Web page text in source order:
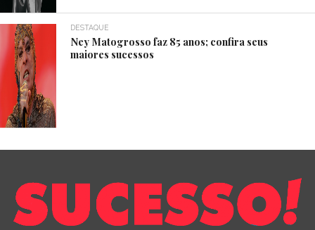
DESTAQUE
Ney Matogrosso faz 85 anos; confira seus
maiores sucessos